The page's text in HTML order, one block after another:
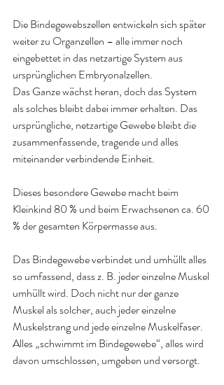
Die Bindegewebszellen entwickeln sich später
weiter zu Organzellen – alle immer noch
eingebettet in das netzartige System aus
ursprünglichen Embryonalzellen.
Das Ganze wächst heran, doch das System
als solches bleibt dabei immer erhalten. Das
ursprüngliche, netzartige Gewebe bleibt die
zusammenfassende, tragende und alles
miteinander verbindende Einheit.
Dieses besondere Gewebe macht beim
Kleinkind 80 % und beim Erwachsenen ca. 60
% der gesamten Körpermasse aus.
Das Bindegewebe verbindet und umhüllt alles
so umfassend, dass z. B. jeder einzelne Muskel
umhüllt wird. Doch nicht nur der ganze
Muskel als solcher, auch jeder einzelne
Muskelstrang und jede einzelne Muskelfaser.
Alles „schwimmt im Bindegewebe“, alles wird
davon umschlossen, umgeben und versorgt.